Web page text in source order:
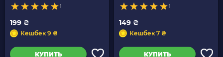
1
199 ₴
Кешбек 9 ₴
КУПИТЬ
Новый
1
149 ₴
Кешбек 7 ₴
КУПИТЬ